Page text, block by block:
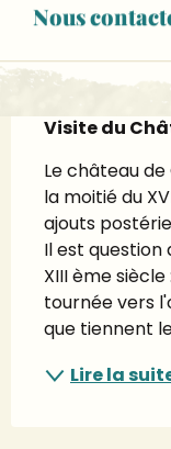
Nous
Visite du
Le château
la moitié du
ajouts
Il est question
XIII ème
tournée vers
que tiennent
Lire la